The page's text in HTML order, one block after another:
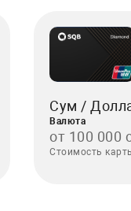
Сум /
Валюта
от 100 000
Стоимость